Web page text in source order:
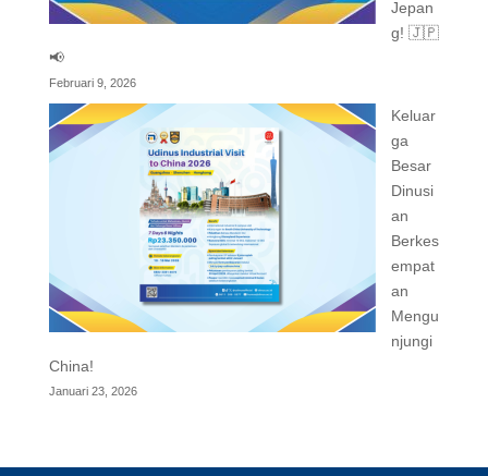
Jepan
g! 🇯🇵
📢
Februari 9, 2026
Keluar
ga
Besar
Dinusi
an
Berkes
empat
an
Mengu
njungi
China!
Januari 23, 2026